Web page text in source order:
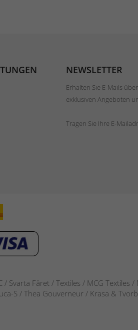
NEWSLETTER
Erhalten Sie E-Mails
exklusiven Angeboten
Tragen Sie Ihre E-
/ Svarta Fåret / Textiles / MCG Textiles
S / Thea Gouverneur / Krasa &